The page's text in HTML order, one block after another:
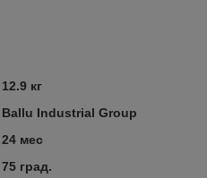
12.9 кг
Ballu Industrial Group
24 мес
75 град.